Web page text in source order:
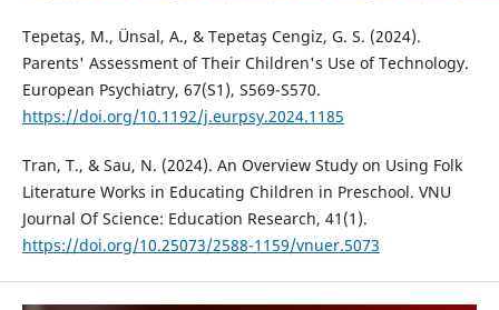
Tepetaş, M., Ünsal, A., & Tepetaş Cengiz, G. S. (2024).
Parents' Assessment of Their Children's Use of Technology.
European Psychiatry, 67(S1), S569-S570.
https://doi.org/10.1192/j.eurpsy.2024.1185
Tran, T., & Sau, N. (2024). An Overview Study on Using Folk
Literature Works in Educating Children in Preschool. VNU
Journal Of Science: Education Research, 41(1).
https://doi.org/10.25073/2588-1159/vnuer.5073